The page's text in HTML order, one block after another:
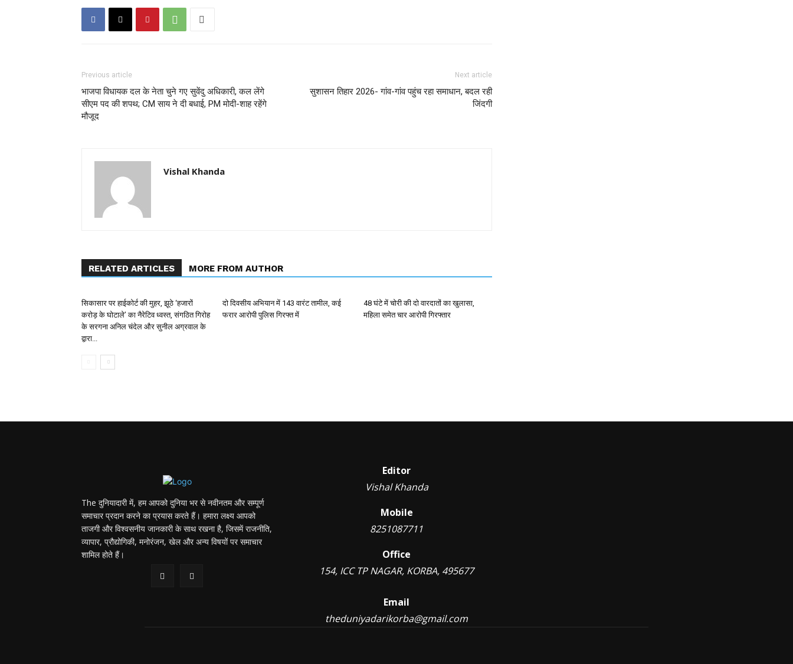
Previous article
भाजपा विधायक दल के नेता चुने गए सुवेंदु अधिकारी, कल लेंगे
सीएम पद की शपथ; CM साय ने दी बधाई, PM मोदी-शाह रहेंगे
मौजूद
Next article
सुशासन तिहार 2026- गांव-गांव पहुंच रहा समाधान, बदल रही
जिंदगी
Vishal Khanda
RELATED ARTICLES MORE FROM AUTHOR
सिकासार पर हाईकोर्ट की मुहर, झूठे ‘हजारों
करोड़ के घोटाले’ का नैरेटिव ध्वस्त, संगठित गिरोह
के सरगना अनिल चंदेल और सुनील अग्रवाल के
द्वारा...
दो दिवसीय अभियान में 143 वारंट तामील, कई
फरार आरोपी पुलिस गिरफ्त में
48 घंटे में चोरी की दो वारदातों का खुलासा,
महिला समेत चार आरोपी गिरफ्तार
The दुनियादारी में, हम आपको दुनिया भर से नवीनतम और सम्पूर्ण
समाचार प्रदान करने का प्रयास करते हैं। हमारा लक्ष्य आपको
ताजगी और विश्वसनीय जानकारी के साथ रखना है, जिसमें राजनीति,
व्यापार, प्रौद्योगिकी, मनोरंजन, खेल और अन्य विषयों पर समाचार
शामिल होते हैं।
Editor
Vishal Khanda
Mobile
8251087711
Office
154, ICC TP NAGAR, KORBA, 495677
Email
theduniyadarikorba@gmail.com